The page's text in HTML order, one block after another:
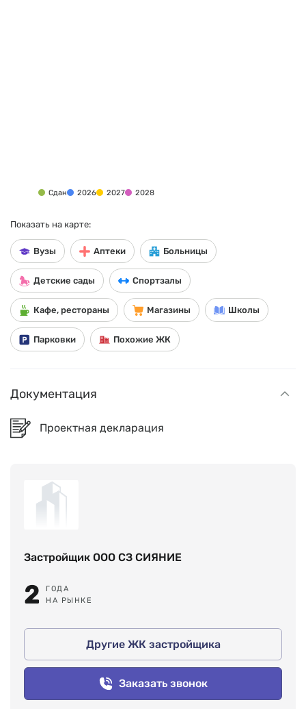
Сдан 2026 2027 2028
Показать на карте:
Вузы Аптеки Больницы
Детские сады Спортзалы
Кафе, рестораны Магазины Школы
Парковки Похожие ЖК
Документация
Проектная декларация
Застройщик ООО СЗ СИЯНИЕ
2
ГОДА
НА РЫНКЕ
Другие ЖК застройщика
Заказать звонок